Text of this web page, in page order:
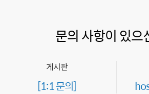
문의 사항이 있으
게시판
[1:1 문의]